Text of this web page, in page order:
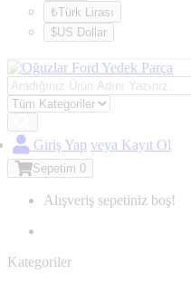
₺Türk Lirası
$US Dollar
Giriş Yap veya Kayıt Ol
Sepetim 0
Alışveriş sepetiniz boş!
Kategoriler